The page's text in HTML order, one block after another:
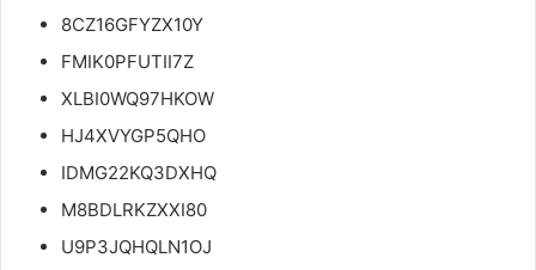
8CZ16GFYZX10Y
FMIK0PFUTII7Z
XLBI0WQ97HKOW
HJ4XVYGP5QHO
IDMG22KQ3DXHQ
M8BDLRKZXXI80
U9P3JQHQLN1OJ